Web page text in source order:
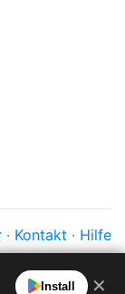
· Kontakt · Hilfe
Install ✕